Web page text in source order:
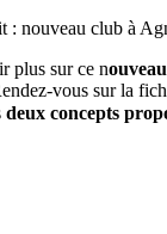
: nouveau club à
plus sur ce n
vous sur la
deux concepts